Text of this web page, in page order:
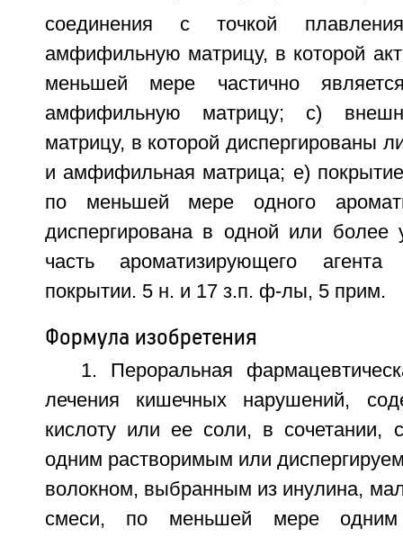
соединения с точкой
амфифильную матрицу, в которой
меньшей мере частично
амфифильную матрицу; c)
матрицу, в которой диспергированы
и амфифильная матрица; e)
по меньшей мере одного
диспергирована в одной или более
часть ароматизирующего агента
покрытии. 5 н. и 17 з.п. ф-лы, 5 прим.
Формула изобретения
1. Пероральная
лечения кишечных нарушений,
кислоту или ее соли, в
одним растворимым или
волокном, выбранным из инулина,
смеси, по меньшей мере одним